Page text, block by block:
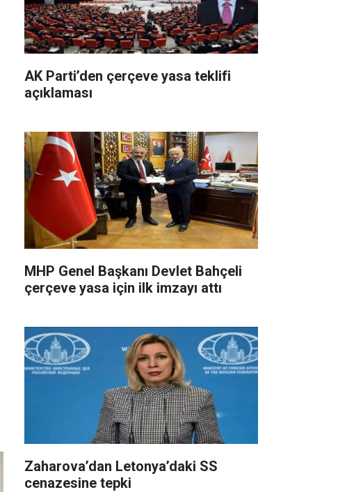
AK Parti’den çerçeve yasa teklifi
açıklaması
MHP Genel Başkanı Devlet Bahçeli
çerçeve yasa için ilk imzayı attı
Zaharova’dan Letonya’daki SS
cenazesine tepki